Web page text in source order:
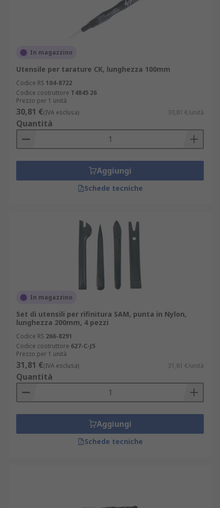
In magazzino
Utensile per tarature CK, lunghezza 100mm
Codice RS 104-8722
Codice costruttore T4845 26
Prezzo per 1 unità
30,81 €(IVA esclusa) 30,81 €/unità
Quantità
Aggiungi
Schede tecniche
In magazzino
Set di utensili per rifinitura SAM, punta in Nylon,
lunghezza 200mm, 4 pezzi
Codice RS 266-8291
Codice costruttore 627-C-J5
Prezzo per 1 unità
31,81 €(IVA esclusa) 31,81 €/unità
Quantità
Aggiungi
Schede tecniche